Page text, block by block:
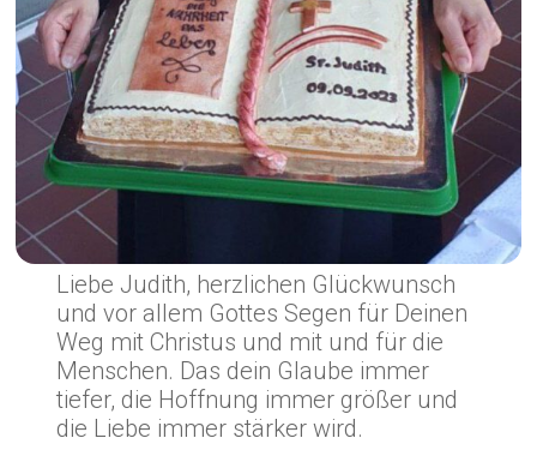
Liebe Judith, herzlichen Glückwunsch
und vor allem Gottes Segen für Deinen
Weg mit Christus und mit und für die
Menschen. Das dein Glaube immer
tiefer, die Hoffnung immer größer und
die Liebe immer stärker wird.